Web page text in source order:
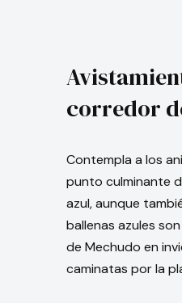
corredor
Contempla a los
punto culminante
azul, aunque
ballenas azules
de Mechudo en
caminatas por la